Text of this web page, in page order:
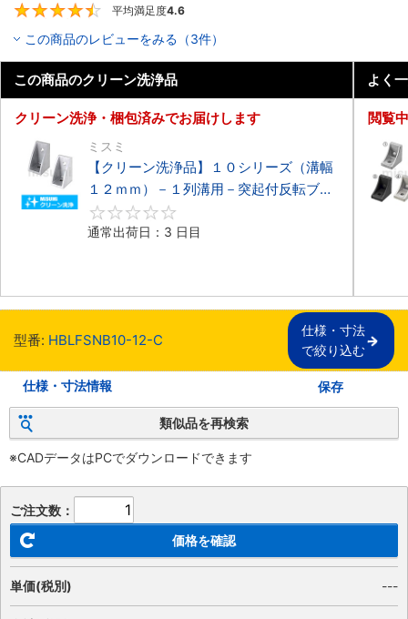
平均満足度4.6
この商品のレビューをみる（3件）
この商品のクリーン洗浄品
クリーン洗浄・梱包済みでお届けします
ミスミ
【クリーン洗浄品】１０シリーズ（溝幅
１２ｍｍ）－１列溝用－突起付反転ブラ
ケット
通常出荷日：3 日目
よく
閲覧
型番: HBLFSNB10-12-C
仕様・寸法
で絞り込む
仕様・寸法情報 保存
類似品を再検索
※CADデータはPCでダウンロードできます
ご注文数：
価格を確認
単価(税別) ---